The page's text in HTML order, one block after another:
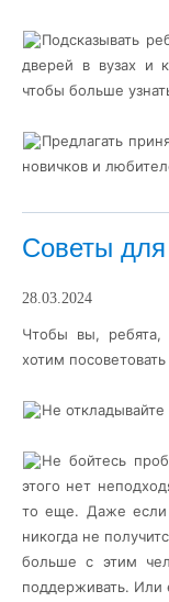
Подсказывать
дверей в вузах и
чтобы больше
Предлагать
новичков и
Советы
28.03.2024
Чтобы вы, ребята,
хотим
Не откладывайте
Не бойтесь
этого нет
то еще. Даже если
никогда не
больше с этим
поддерживать. Или